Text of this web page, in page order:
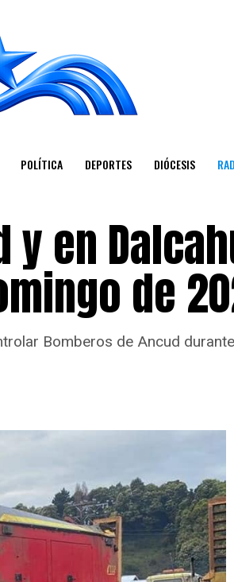
POLÍTICA DEPORTES DIÓCESIS
y en
de
Bomberos de Ancud